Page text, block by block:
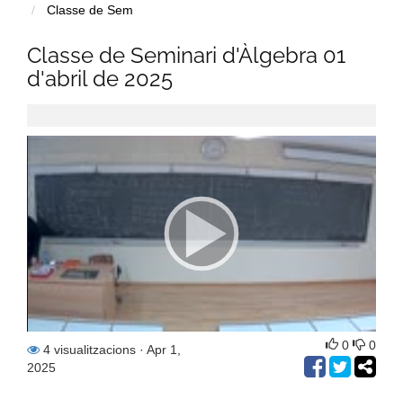
Classe de Sem
Classe de Seminari d'Àlgebra 01
d'abril de 2025
4 visualitzacions · Apr 1,
2025
0 0